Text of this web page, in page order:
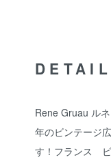
DETAIL
Rene Gruau ル
年のビンテージ
す！フランス